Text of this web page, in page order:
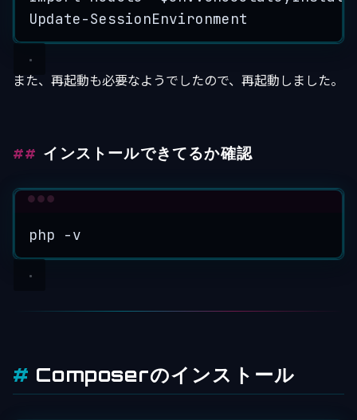
Update-SessionEnvironment
また、再起動も必要なようでしたので、再起動しました。
インストールできてるか確認
php -v
Composerのインストール